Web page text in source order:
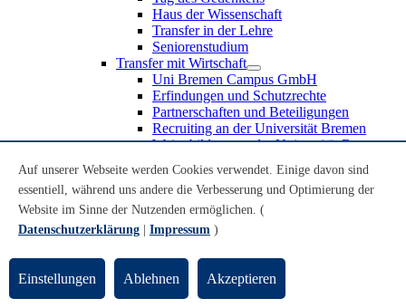
Haus der Wissenschaft
Transfer in der Lehre
Seniorenstudium
Transfer mit Wirtschaft
Uni Bremen Campus GmbH
Erfindungen und Schutzrechte
Partnerschaften und Beteiligungen
Recruiting an der Universität Bremen
Weiterbildung an der Universität Bremen
Schülerinnen und Schüler
MINT-Schnupperstudium
Schulklassen
Lehrkräfte
UniTransfer - Servicestelle für Transferaktivitäten
Transfermagazin der Universität Bremen
Auf unserer Webseite werden Cookies verwendet. Einige davon sind
essentiell, während uns andere die Verbesserung und Optimierung der
Website im Sinne der Nutzenden ermöglichen. (
Datenschutzerklärung
Impressum )
Einstellungen Ablehnen Akzeptieren